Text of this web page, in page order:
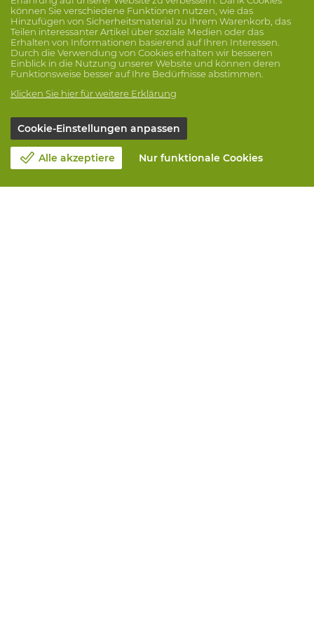
können Sie verschiedene Funktionen nutzen, wie das
Hinzufügen von Sicherheitsmaterial zu Ihrem Warenkorb, das
Teilen interessanter Artikel über soziale Medien oder das
Erhalten von Informationen basierend auf Ihren Interessen.
Durch die Verwendung von Cookies erhalten wir besseren
Einblick in die Nutzung unserer Website und können deren
Funktionsweise besser auf Ihre Bedürfnisse abstimmen.
Klicken Sie hier für weitere Erklärung
Cookie-Einstellungen anpassen
Alle akzeptiere Nur funktionale Cookies